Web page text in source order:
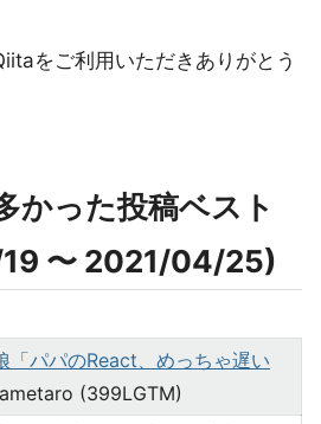
をご利用いただきありがとう
かった投稿ベスト
〜 2021/04/25)
「パパのReact、めっちゃ遅い
(399LGTM)